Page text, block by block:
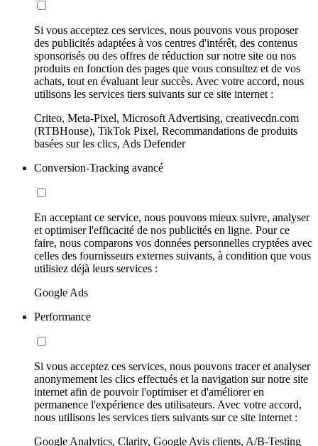
Si vous acceptez ces services, nous pouvons vous proposer
des publicités adaptées à vos centres d'intérêt, des contenus
sponsorisés ou des offres de réduction sur notre site ou nos
produits en fonction des pages que vous consultez et de vos
achats, tout en évaluant leur succès. Avec votre accord, nous
utilisons les services tiers suivants sur ce site internet :
Criteo, Meta-Pixel, Microsoft Advertising, creativecdn.com
(RTBHouse), TikTok Pixel, Recommandations de produits
basées sur les clics, Ads Defender
Conversion-Tracking avancé
En acceptant ce service, nous pouvons mieux suivre, analyser
et optimiser l'efficacité de nos publicités en ligne. Pour ce
faire, nous comparons vos données personnelles cryptées avec
celles des fournisseurs externes suivants, à condition que vous
utilisiez déjà leurs services :
Google Ads
Performance
Si vous acceptez ces services, nous pouvons tracer et analyser
anonymement les clics effectués et la navigation sur notre site
internet afin de pouvoir l'optimiser et d'améliorer en
permanence l'expérience des utilisateurs. Avec votre accord,
nous utilisons les services tiers suivants sur ce site internet :
Google Analytics, Clarity, Google Avis clients, A/B-Testing